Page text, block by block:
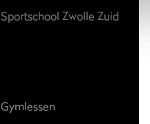
Sportschool Zwolle Zuid
Gymlessen